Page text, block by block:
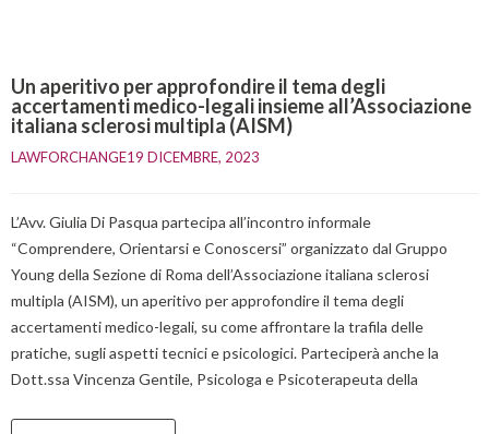
Un aperitivo per approfondire il tema degli
accertamenti medico-legali insieme all’Associazione
italiana sclerosi multipla (AISM)
LAWFORCHANGE19 DICEMBRE, 2023
L’Avv. Giulia Di Pasqua partecipa all’incontro informale
“Comprendere, Orientarsi e Conoscersi” organizzato dal Gruppo
Young della Sezione di Roma dell’Associazione italiana sclerosi
multipla (AISM), un aperitivo per approfondire il tema degli
accertamenti medico-legali, su come affrontare la trafila delle
pratiche, sugli aspetti tecnici e psicologici. Parteciperà anche la
Dott.ssa Vincenza Gentile, Psicologa e Psicoterapeuta della